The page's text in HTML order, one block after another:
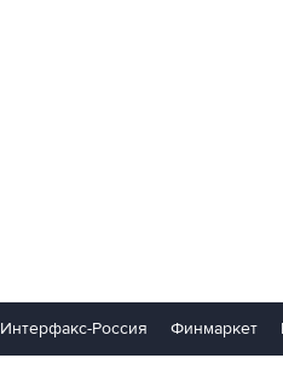
Интерфакс-Россия Финмаркет